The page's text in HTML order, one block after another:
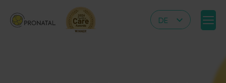
DE